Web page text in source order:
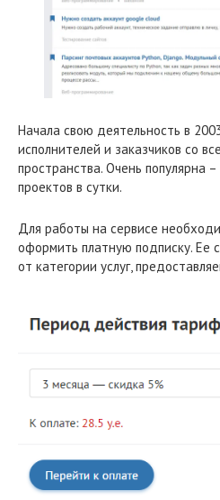
Начала свою деятельность в
исполнителей и заказчиков со
пространства. Очень популярна
проектов в сутки.
Для работы на сервисе
оформить платную подписку. Ее
от категории услуг,